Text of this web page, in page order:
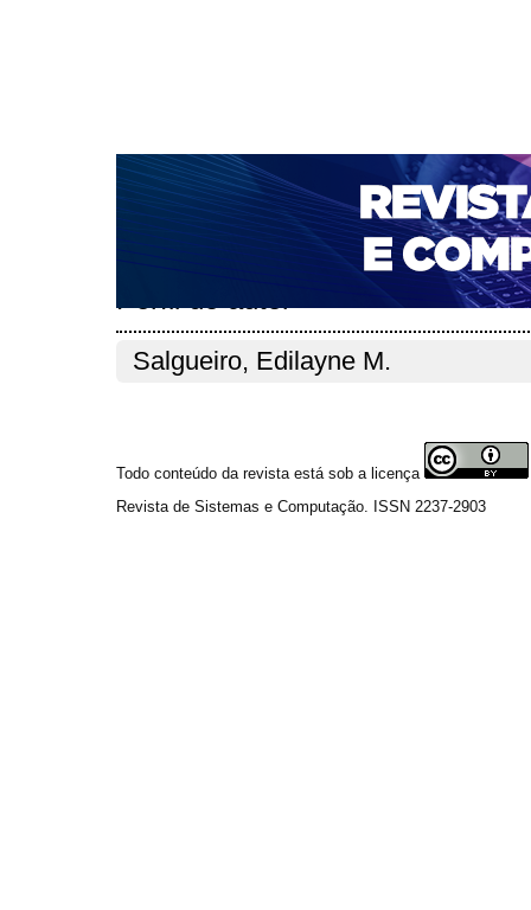
CAPA SOBRE ACESSO CADASTRO
NOTÍCIAS
PORTAL DE REVISTAS DA UNIFACS
PARA AVALIADORES
NOVA SUBMISSÃO
Salgueiro, Edilayne M.
Todo conteúdo da revista está sob a licença
Revista de Sistemas e Computação. ISSN 2237-2903